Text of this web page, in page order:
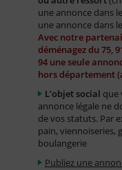
une annonce dans
une annonce dans
Avec notre
déménagez du 75,
94 une seule
hors département
L’objet social que
annonce légale ne
de vos statuts. Par
pain, viennoiseries,
boulangerie
Publiez une